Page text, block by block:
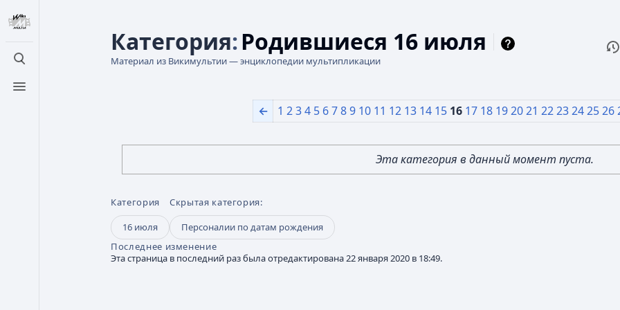
Открыть поиск
Открыть меню
Категория:Родившиеся 16 июля
Материал из Викимультии — энциклопедии мультипликации
← 1 234 5 6789 10 11 12 13 14 15 16 17 18 192021 2223242526
Эта категория в данный момент пуста.
Категория
16 июля
Скрытая категория:
Персоналии по датам рождения
Последнее изменение
Эта страница в последний раз была отредактирована 22 января 2020 в 18:49.